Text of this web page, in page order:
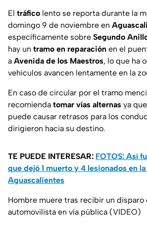
El tráfico lento se reporta durante la
domingo 9 de noviembre en
específicamente sobre Segundo
hay un tramo en reparación en el
a Avenida de los Maestros, lo que ha
vehículos avancen lentamente en la
En caso de circular por el tramo
recomienda tomar vías alternas ya
puede causar retrasos para los
dirigieron hacia su destino.
TE PUEDE INTERESAR: FOTOS: Así
que dejó 1 muerto y 4 lesionados en
Aguascalientes
Hombre muere tras recibir un disparo
automovilista en vía pública (VIDEO)